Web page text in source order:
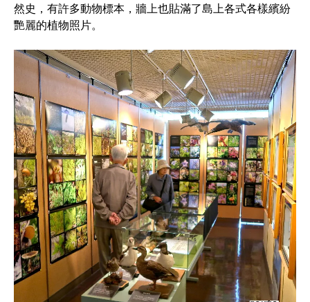
然史，有許多動物標本，牆上也貼滿了島上各式各樣繽紛
艷麗的植物照片。